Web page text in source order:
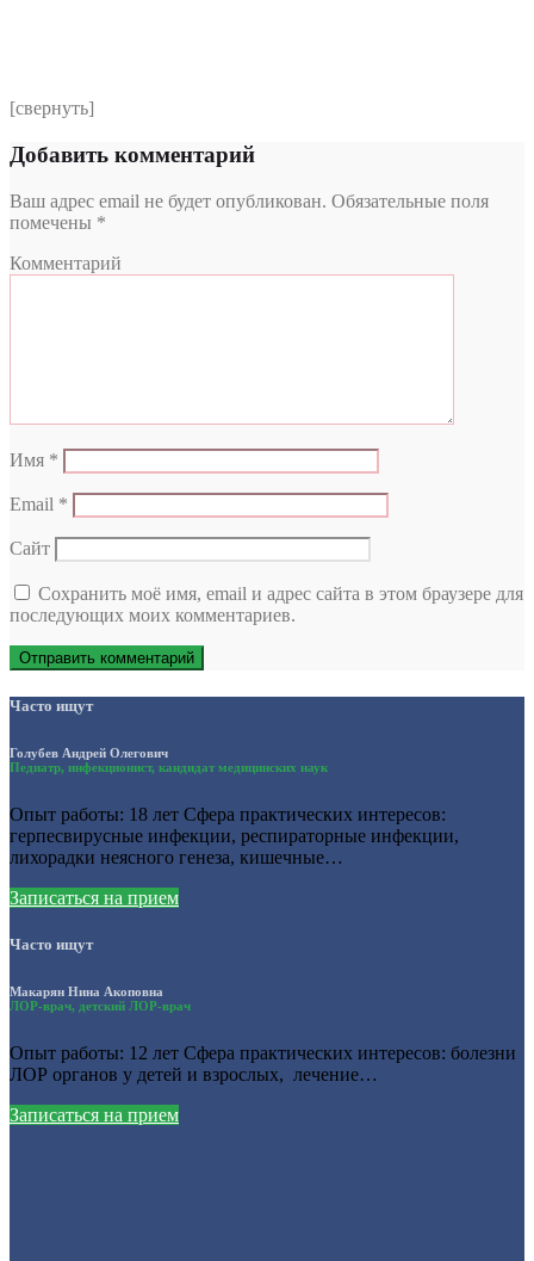
[свернуть]
Добавить комментарий
Ваш адрес email не будет опубликован. Обязательные поля
помечены *
Комментарий
Имя *
Email *
Сайт
Сохранить моё имя, email и адрес сайта в этом браузере для
последующих моих комментариев.
Часто ищут
Голубев Андрей Олегович
Педиатр, инфекционист, кандидат медицинских наук
Опыт работы: 18 лет Сфера практических интересов:
герпесвирусные инфекции, респираторные инфекции,
лихорадки неясного генеза, кишечные…
Записаться на прием
Часто ищут
Макарян Нина Акоповна
ЛОР-врач, детский ЛОР-врач
Опыт работы: 12 лет Сфера практических интересов: болезни
ЛОР органов у детей и взрослых, лечение…
Записаться на прием